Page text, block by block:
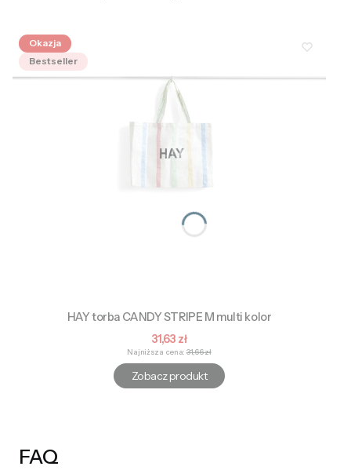
Okazja
Bestseller
HAY torba CANDY STRIPE M multi kolor
Cena promocyjna
31,63 zł
Najniższa cena: 31,66 zł
Zobacz produkt
FAQ